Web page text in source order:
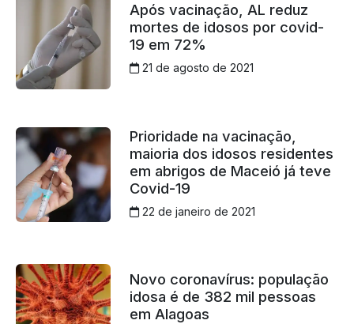
Após vacinação, AL reduz
mortes de idosos por covid-
19 em 72%
21 de agosto de 2021
Prioridade na vacinação,
maioria dos idosos residentes
em abrigos de Maceió já teve
Covid-19
22 de janeiro de 2021
Novo coronavírus: população
idosa é de 382 mil pessoas
em Alagoas